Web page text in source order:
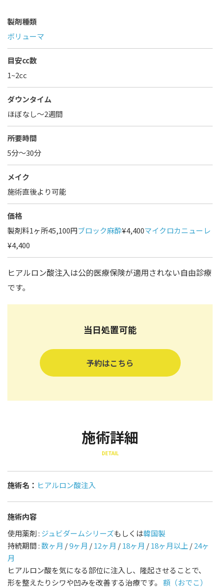
製剤種類
ボリューマ
目安cc数
1~2cc
ダウンタイム
ほぼなし〜2週間
所要時間
5分～30分
メイク
施術直後より可能
価格
製剤料1ヶ所45,100円ブロック麻酔¥4,400マイクロカニューレ
¥4,400
ヒアルロン酸注入は公的医療保険が適用されない自由診療
です。
当日処置可能
予約はこちら
施術詳細
DETAIL
施術名： ヒアルロン酸注入
施術内容
使用薬剤 : ジュビダームシリーズもしくは韓国製
持続期間 :数ヶ月 /9ヶ月 /12ヶ月 /18ヶ月 /18ヶ月以上 /24ヶ
月
ヒアルロン酸を気になる部位に注入し、隆起させることで、
形を整えたりシワや凹みを改善する治療です。 額（おでこ）